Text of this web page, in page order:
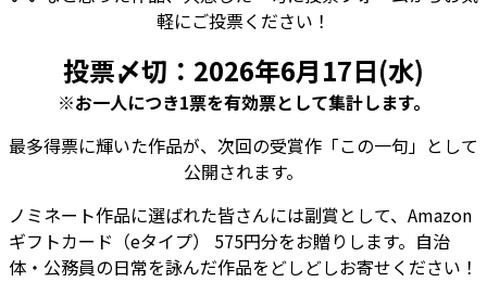
軽にご投票ください！
投票〆切：2026年6月17日(水)
※お一人につき1票を有効票として集計します。
最多得票に輝いた作品が、次回の受賞作「この一句」として
公開されます。
ノミネート作品に選ばれた皆さんには副賞として、Amazon
ギフトカード（eタイプ） 575円分をお贈りします。自治
体・公務員の日常を詠んだ作品をどしどしお寄せください！